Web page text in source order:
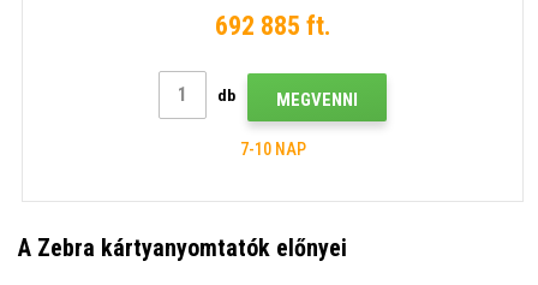
692 885 ft.
db MEGVENNI
7-10 NAP
A Zebra kártyanyomtatók előnyei